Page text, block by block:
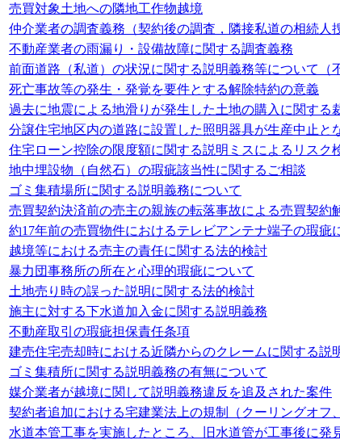
売買対象土地への隣地工作物越境
仲介業者の調査義務（契約後の調査，隣接私道の相続人
不動産業者の雨漏り・設備故障に関する調査義務
前面道路（私道）の状況に関する説明義務等について（
死亡事故等の発生・発覚を要件とする解除特約の意義
過去に地震による地滑りが発生した土地の購入に関する
分譲住宅地区内の道路に設置した照明器具が生産中止と
住宅ローン控除の限度額に関する説明ミスによるリスク
地中埋設物（自然石）の瑕疵該当性に関するご相談
ゴミ集積場所に関する説明義務について
売買契約決済前の売主の親族の転落事故による売買契約
約17年前の売買物件におけるテレビアンテナ端子の瑕疵
越境等における売主の責任に関する法的検討
暴力団事務所の所在と心理的瑕疵について
土地売り時の誤った説明に関する法的検討
施主に対する下水道加入金に関する説明義務
不動産取引の瑕疵担保責任条項
建売住宅売却時における近隣からのクレームに関する説
ゴミ集積所に関する説明義務の有無について
媒介業者が越境に関して説明義務違反を追及された案件
契約者追加における宅建業法上の規制（クーリングオフ
水道本管工事を実施したところ、旧水道管が工事後に発